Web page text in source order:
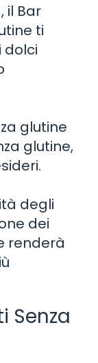
il Bar
ti
dolci
glutine
glutine,
degli
dei
renderà
Senza